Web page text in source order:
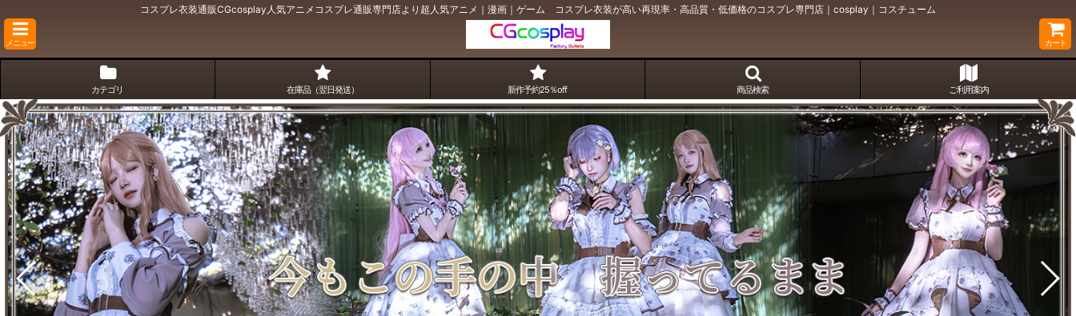
コスプレ衣装通販CGcosplay人気アニメコスプレ通販専門店より超人気アニメ｜漫画｜ゲーム コスプレ衣装が高い再現率・高品質・低価格のコスプレ専門店｜cosplay｜コスチューム
メニュー カート
カテゴリ 在庫品（翌日発送） 新作予約25％off 商品検索 ご利用案内